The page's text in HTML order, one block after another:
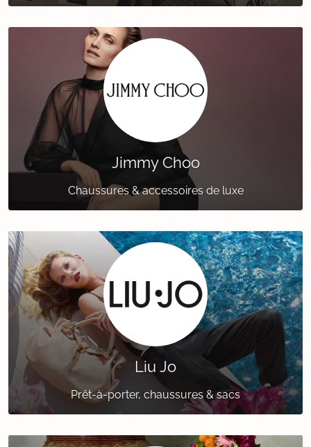
Jimmy Choo
Chaussures & accessoires de luxe
Liu Jo
Prêt-à-porter, chaussures & sacs